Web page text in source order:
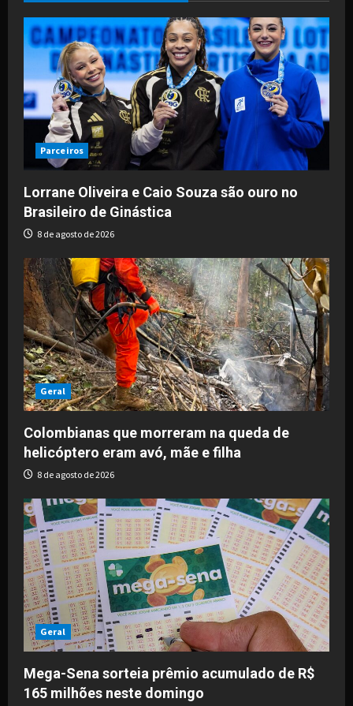
Parceiros
Lorrane Oliveira e Caio Souza são ouro no
Brasileiro de Ginástica
8 de agosto de 2026
Geral
Colombianas que morreram na queda de
helicóptero eram avó, mãe e filha
8 de agosto de 2026
Geral
Mega-Sena sorteia prêmio acumulado de R$
165 milhões neste domingo